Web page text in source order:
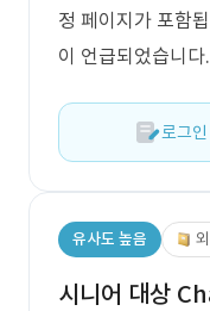
정 페이지가 포함
이 언급되었습니다.
로그
유사도 높음
시니어 대상